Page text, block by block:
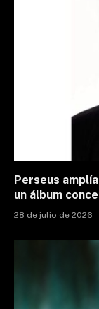
Perseus
un álbum
28 de julio de 2026